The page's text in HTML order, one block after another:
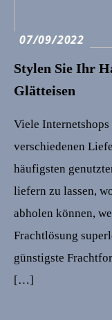
07/09/2022
Stylen Sie Ihr
Glätteisen
Viele
verschiedenen
häufigsten
liefern zu lassen,
abholen können,
Frachtlösung
günstigste
[…]